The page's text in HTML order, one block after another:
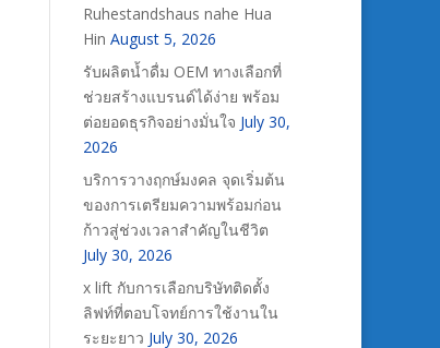
Ruhestandshaus nahe Hua
Hin August 5, 2026
รับผลิตน้ำดื่ม OEM ทางเลือกที่
ช่วยสร้างแบรนด์ได้ง่าย พร้อม
ต่อยอดธุรกิจอย่างมั่นใจ July 30,
2026
บริการวางฤกษ์มงคล จุดเริ่มต้น
ของการเตรียมความพร้อมก่อน
ก้าวสู่ช่วงเวลาสำคัญในชีวิต
July 30, 2026
x lift กับการเลือกบริษัทติดตั้ง
ลิฟท์ที่ตอบโจทย์การใช้งานใน
ระยะยาว July 30, 2026